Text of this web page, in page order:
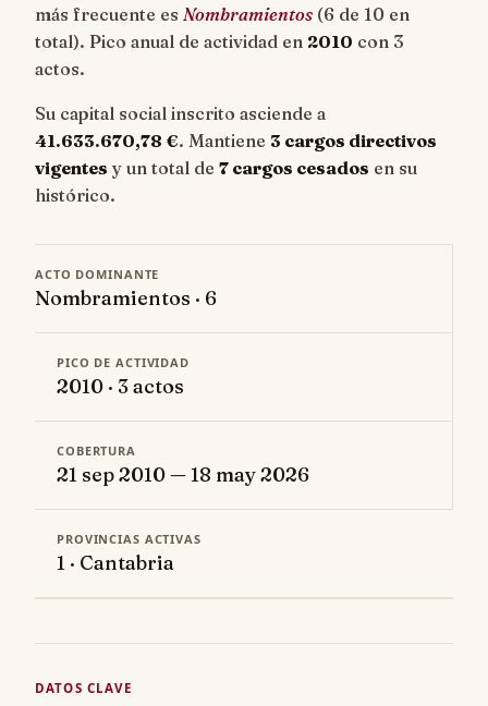
más frecuente es Nombramientos (6 de 10 en
total). Pico anual de actividad en 2010 con 3
actos.
Su capital social inscrito asciende a
41.633.670,78 €. Mantiene 3 cargos directivos
vigentes y un total de 7 cargos cesados en su
histórico.
ACTO DOMINANTE
Nombramientos · 6
PICO DE ACTIVIDAD
2010 · 3 actos
COBERTURA
21 sep 2010 — 18 may 2026
PROVINCIAS ACTIVAS
1 · Cantabria
DATOS CLAVE